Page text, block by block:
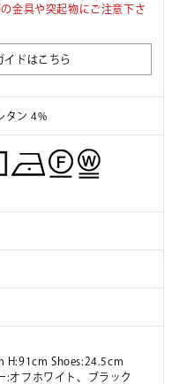
金具や突起物にご注意下さ
イドはこちら
タン 4%
H:91cm Shoes:24.5cm
フホワイト、ブラック